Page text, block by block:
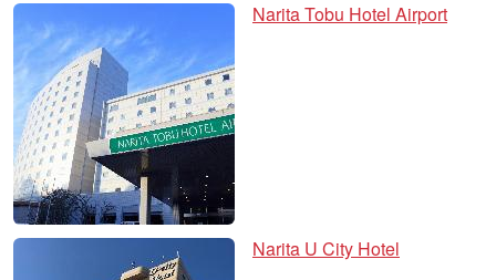
Narita Tobu Hotel Airport
Narita U City Hotel